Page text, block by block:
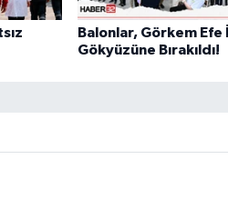
Balonlar, Görkem Efe
Gökyüzüne Bırakıldı!